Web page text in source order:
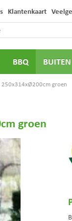
groen
Klantenkaart
BBQ BUITEN
groen